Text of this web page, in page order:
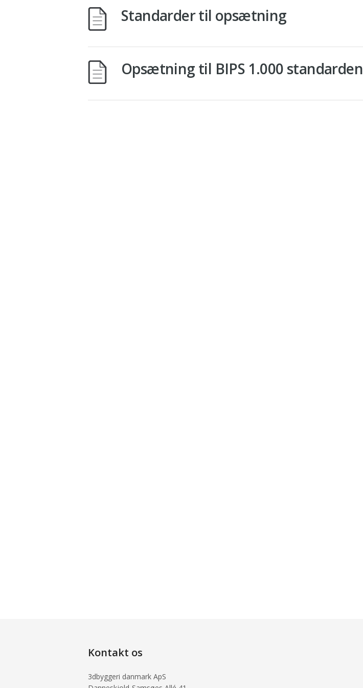
Standarder til opsætning
Opsætning til BIPS 1.000 standarden
Kontakt os
3dbyggeri danmark ApS